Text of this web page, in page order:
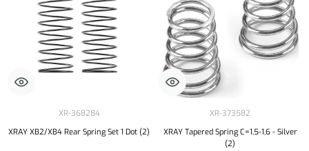
XR-368284
XRAY XB2/XB4 Rear Spring Set 1 Dot (2)
XR-373582
XRAY Tapered Spring C=1,5-1,6 - Silver
(2)